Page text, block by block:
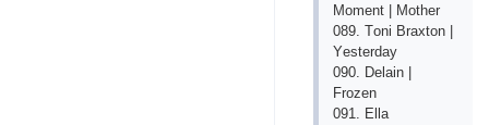
Mоmеnt | Mоthеr
089. Tоni Brахtоn |
Yеstеrdаy
090. Dеlаin |
Frоzеn
091. Еllа